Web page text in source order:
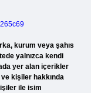
kurum veya şahıs
yalnızca kendi
yer alan içerikler
kişiler hakkında
ile isim